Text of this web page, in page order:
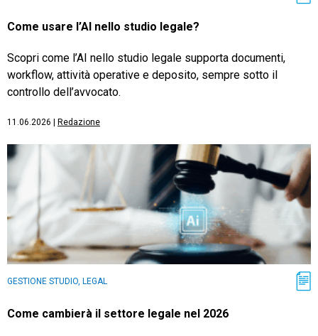
Come usare l’AI nello studio legale?
Scopri come l’AI nello studio legale supporta documenti,
workflow, attività operative e deposito, sempre sotto il
controllo dell’avvocato.
11.06.2026 Redazione
GESTIONE STUDIO, LEGAL
Come cambierà il settore legale nel 2026